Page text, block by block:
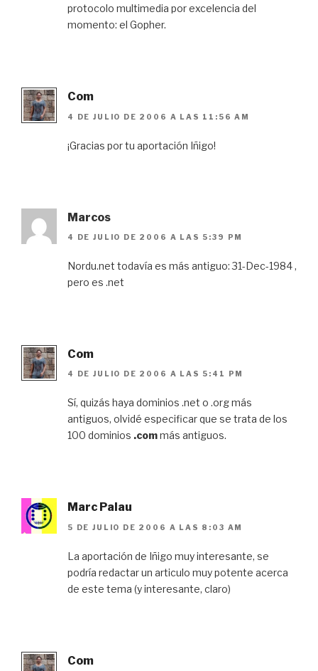
protocolo multimedia por excelencia del
momento: el Gopher.
Com
4 DE JULIO DE 2006 A LAS 11:56 AM
¡Gracias por tu aportación Iñigo!
Marcos
4 DE JULIO DE 2006 A LAS 5:39 PM
Nordu.net todavía es más antiguo: 31-Dec-1984 ,
pero es .net
Com
4 DE JULIO DE 2006 A LAS 5:41 PM
Sí, quizás haya dominios .net o .org más
antiguos, olvidé especificar que se trata de los
100 dominios .commás antiguos.
Marc Palau
5 DE JULIO DE 2006 A LAS 8:03 AM
La aportación de Iñigo muy interesante, se
podría redactar un articulo muy potente acerca
de este tema (y interesante, claro)
Com